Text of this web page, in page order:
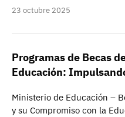
23 octubre 2025
Programas de Becas
Educación:
Ministerio de Educación –
y su Compromiso con la